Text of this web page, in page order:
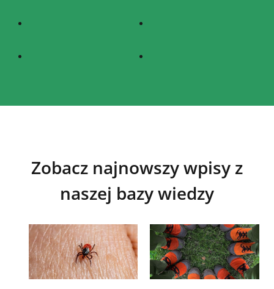
Zobacz najnowszy wpisy z
naszej bazy wiedzy